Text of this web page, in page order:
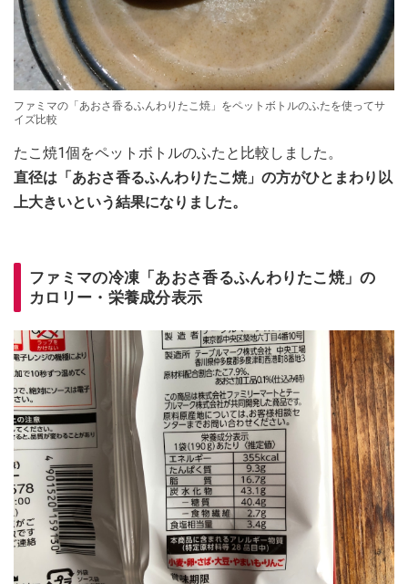
ファミマの「あおさ香るふんわりたこ焼」をペットボトルのふたを使ってサ
イズ比較
たこ焼1個をペットボトルのふたと比較しました。
直径は「あおさ香るふんわりたこ焼」の方がひとまわり以
上大きいという結果になりました。
ファミマの冷凍「あおさ香るふんわりたこ焼」の
カロリー・栄養成分表示